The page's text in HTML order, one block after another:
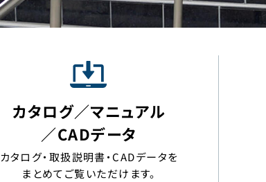
カタログ／マニュアル
／CADデータ
カタログ・取扱説明書・CADデータを
まとめてご覧いただけます。